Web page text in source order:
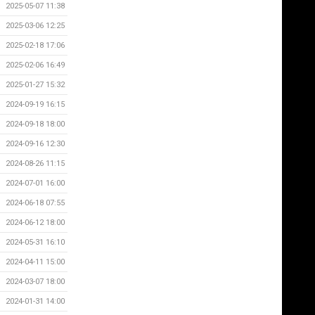
2025-05-07 11:38
2025-03-06 12:25
2025-02-18 17:06
2025-02-06 16:49
2025-01-27 15:32
2024-09-19 16:15
2024-09-18 18:00
2024-09-16 12:30
2024-08-26 11:15
2024-07-01 16:00
2024-06-18 07:55
2024-06-12 18:00
2024-05-31 16:10
2024-04-11 15:00
2024-03-07 18:00
2024-01-31 14:00